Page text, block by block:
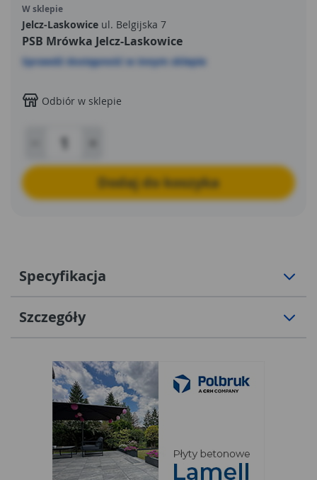
W sklepie
Jelcz-Laskowice ul. Belgijska 7
PSB Mrówka Jelcz-Laskowice
Sprawdź dostępność w innym sklepie
Odbiór w sklepie
Dodaj do koszyka
Specyfikacja
Szczegóły